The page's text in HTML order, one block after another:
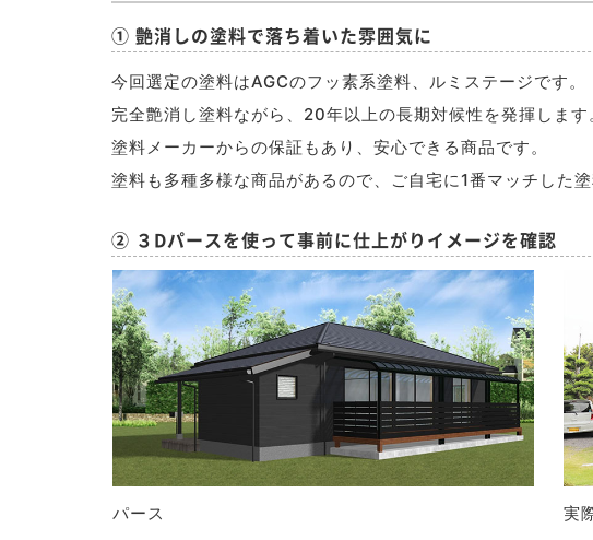
① 艶消しの塗料で落ち着いた雰囲気に
今回選定の塗料はAGCのフッ素系塗料、ルミステージです。
完全艶消し塗料ながら、20年以上の長期対候性を発揮します
塗料メーカーからの保証もあり、安心できる商品です。
塗料も多種多様な商品があるので、ご自宅に1番マッチした塗
② ３Dパースを使って事前に仕上がりイメージを確認
パース 実